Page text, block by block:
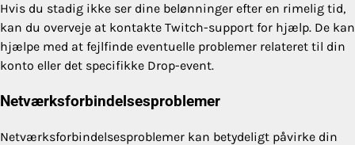
Hvis du stadig ikke ser dine belønninger efter en rimelig tid,
kan du overveje at kontakte Twitch-support for hjælp. De kan
hjælpe med at fejlfinde eventuelle problemer relateret til din
konto eller det specifikke Drop-event.
Netværksforbindelsesproblemer
Netværksforbindelsesproblemer kan betydeligt påvirke din